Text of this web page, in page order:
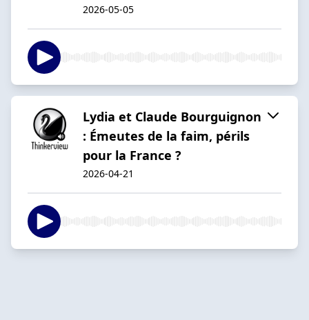
2026-05-05
Lydia et Claude Bourguignon
: Émeutes de la faim, périls
pour la France ?
2026-04-21